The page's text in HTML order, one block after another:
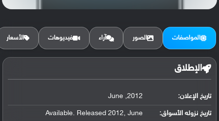
الكاميرا الأساسية:
المواصفات الصور آراء فيديوهات الأسعار
الإطلاق
تاريخ الإعلان: 2012, June
تاريخ نزوله الأسواق: Available. Released 2012, June